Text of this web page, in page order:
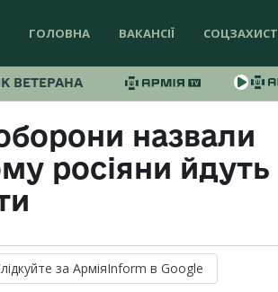
ГОЛОВНА ВАКАНСІЇ СОЦЗАХИСТ
ВЕТЕРАНА
назвали
росіяни йдуть
за АрміяInform в Google